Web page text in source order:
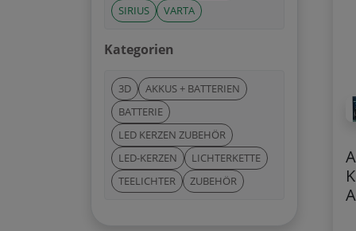
SIRIUS
VARTA
Kategorien
3D
AKKUS + BATTERIEN
BATTERIE
LED KERZEN ZUBEHÖR
LED-KERZEN
LICHTERKETTE
TEELICHTER
ZUBEHÖR